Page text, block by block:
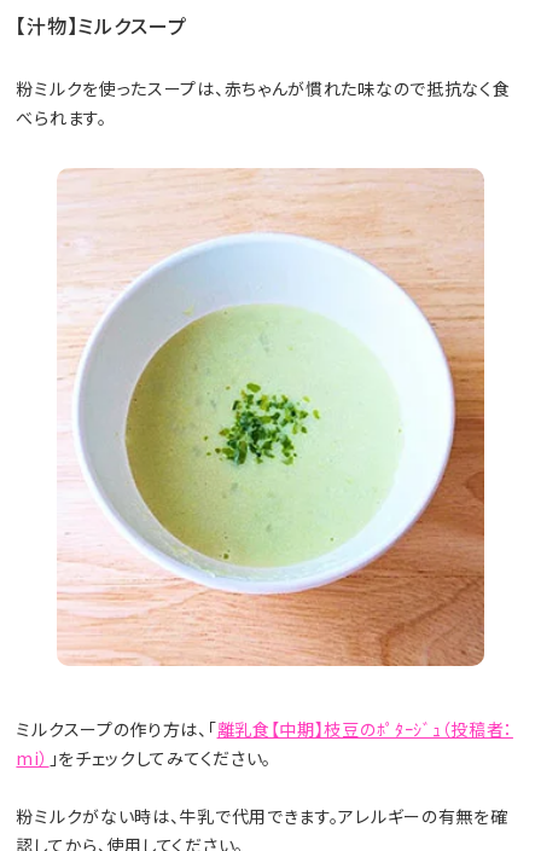
【汁物】ミルクスープ
粉ミルクを使ったスープは、赤ちゃんが慣れた味なので抵抗なく食
べられます。
ミルクスープの作り方は、「離乳食【中期】枝豆のﾎﾟﾀｰｼﾞｭ（投稿者：
mi） 」をチェックしてみてください。
粉ミルクがない時は、牛乳で代用できます。アレルギーの有無を確
認してから、使用してください。